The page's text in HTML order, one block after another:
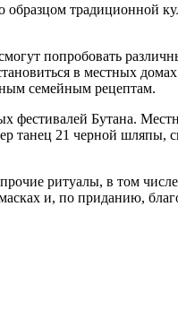
традиционной
попробовать
в местных
семейным рецептам.
фестивалей Бутана.
танец 21 черной
ритуалы, в том
и, по приданию,